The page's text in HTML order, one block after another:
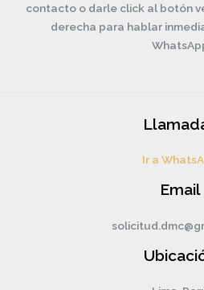
contacto o darle click al botón
derecha para hablar
Ir a
Email